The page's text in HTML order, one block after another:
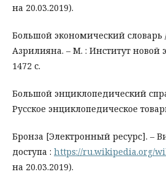
на 20.03.2019).
Большой экономический словарь
Азрилияна. – М. : Институт новой
1472 с.
Большой энциклопедический
Русское энциклопедическое
Бронза [Электронный ресурс]. –
доступа : https://ru.wikipedia.org/
на 20.03.2019).